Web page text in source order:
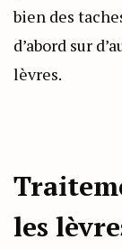
bien des
d’abord sur
lèvres.
les